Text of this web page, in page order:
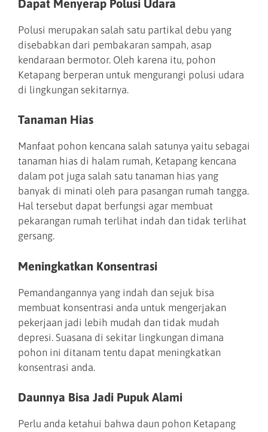
Dapat Menyerap Polusi Udara
Polusi merupakan salah satu partikal debu yang
disebabkan dari pembakaran sampah, asap
kendaraan bermotor. Oleh karena itu, pohon
Ketapang berperan untuk mengurangi polusi udara
di lingkungan sekitarnya.
Tanaman Hias
Manfaat pohon kencana salah satunya yaitu sebagai
tanaman hias di halam rumah, Ketapang kencana
dalam pot juga salah satu tanaman hias yang
banyak di minati oleh para pasangan rumah tangga.
Hal tersebut dapat berfungsi agar membuat
pekarangan rumah terlihat indah dan tidak terlihat
gersang.
Meningkatkan Konsentrasi
Pemandangannya yang indah dan sejuk bisa
membuat konsentrasi anda untuk mengerjakan
pekerjaan jadi lebih mudah dan tidak mudah
depresi. Suasana di sekitar lingkungan dimana
pohon ini ditanam tentu dapat meningkatkan
konsentrasi anda.
Daunnya Bisa Jadi Pupuk Alami
Perlu anda ketahui bahwa daun pohon Ketapang